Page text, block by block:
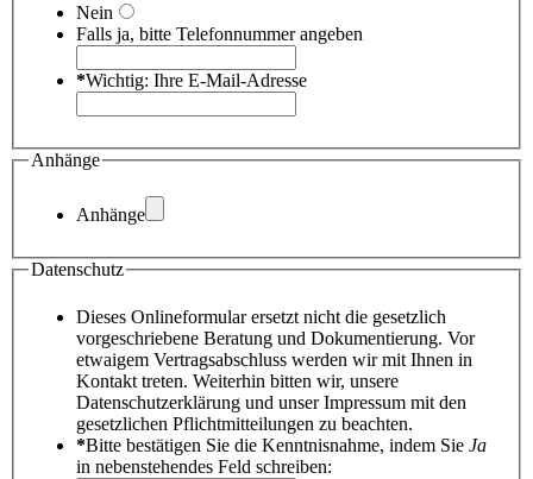
Nein
Falls ja, bitte Telefonnummer angeben
*Wichtig: Ihre E-Mail-Adresse
Anhänge
Anhänge
Datenschutz
Dieses Onlineformular ersetzt nicht die gesetzlich
vorgeschriebene Beratung und Dokumentierung. Vor
etwaigem Vertragsabschluss werden wir mit Ihnen in
Kontakt treten. Weiterhin bitten wir, unsere
Datenschutzerklärung und unser Impressum mit den
gesetzlichen Pflichtmitteilungen zu beachten.
*Bitte bestätigen Sie die Kenntnisnahme, indem Sie Ja
in nebenstehendes Feld schreiben: